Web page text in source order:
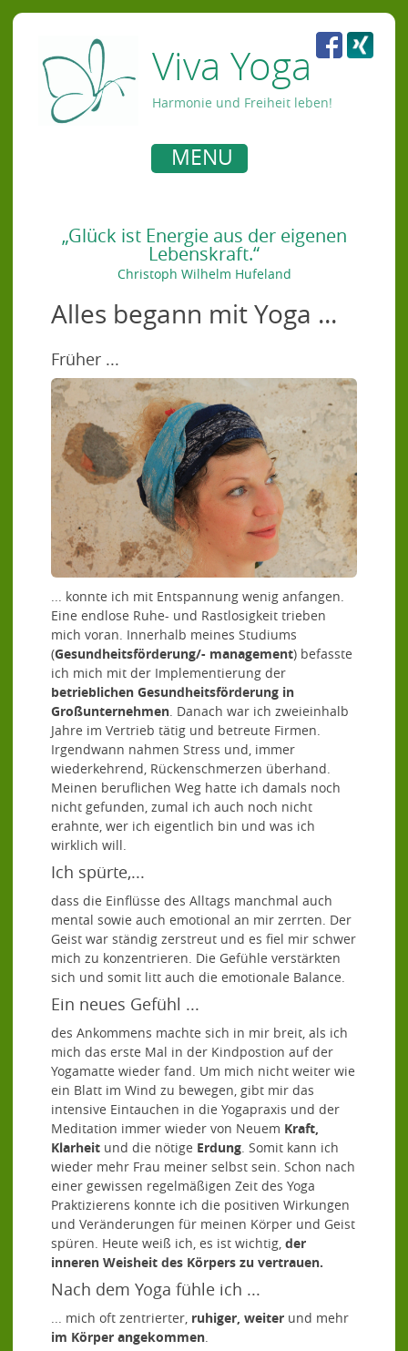
Viva Yoga
Harmonie und Freiheit leben!
MENU
„Glück ist Energie aus der eigenen
Lebenskraft.“
Christoph Wilhelm Hufeland
Alles begann mit Yoga ...
Früher ...
... konnte ich mit Entspannung wenig anfangen.
Eine endlose Ruhe- und Rastlosigkeit trieben
mich voran. Innerhalb meines Studiums
(Gesundheitsförderung/- management) befasste
ich mich mit der Implementierung der
betrieblichen Gesundheitsförderung in
Großunternehmen. Danach war ich zweieinhalb
Jahre im Vertrieb tätig und betreute Firmen.
Irgendwann nahmen Stress und, immer
wiederkehrend, Rückenschmerzen überhand.
Meinen beruflichen Weg hatte ich damals noch
nicht gefunden, zumal ich auch noch nicht
erahnte, wer ich eigentlich bin und was ich
wirklich will.
Ich spürte,...
dass die Einflüsse des Alltags manchmal auch
mental sowie auch emotional an mir zerrten. Der
Geist war ständig zerstreut und es fiel mir schwer
mich zu konzentrieren. Die Gefühle verstärkten
sich und somit litt auch die emotionale Balance.
Ein neues Gefühl ...
des Ankommens machte sich in mir breit, als ich
mich das erste Mal in der Kindpostion auf der
Yogamatte wieder fand. Um mich nicht weiter wie
ein Blatt im Wind zu bewegen, gibt mir das
intensive Eintauchen in die Yogapraxis und der
Meditation immer wieder von Neuem Kraft,
Klarheit und die nötige Erdung. Somit kann ich
wieder mehr Frau meiner selbst sein. Schon nach
einer gewissen regelmäßigen Zeit des Yoga
Praktizierens konnte ich die positiven Wirkungen
und Veränderungen für meinen Körper und Geist
spüren. Heute weiß ich, es ist wichtig, der
inneren Weisheit des Körpers zu vertrauen.
Nach dem Yoga fühle ich ...
... mich oft zentrierter, ruhiger, weiter und mehr
im Körper angekommen.